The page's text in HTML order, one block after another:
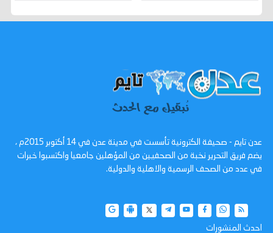
عدن تايم - صحيفة الكترونية تأسست في مدينة عدن في 14 أكتوبر 2015م ،
يضم فريق التحرير نخبة من الصحفيين من المؤهلين جامعيا واكتسبوا خبرات
في عدد من الصحف الرسمية والاهلية والدولية.
احدث المنشورات